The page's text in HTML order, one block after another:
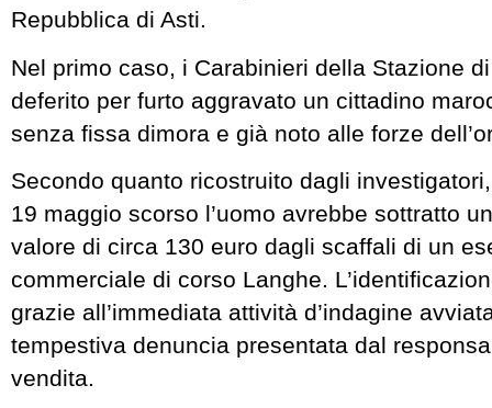
Repubblica di Asti.
Nel primo caso, i Carabinieri della Stazione
deferito per furto aggravato un cittadino
senza fissa dimora e già noto alle forze
Secondo quanto ricostruito dagli
19 maggio scorso l’uomo avrebbe sottratto
valore di circa 130 euro dagli scaffali di un
commerciale di corso Langhe.
grazie all’immediata attività d’indagine
tempestiva denuncia presentata dal
vendita.